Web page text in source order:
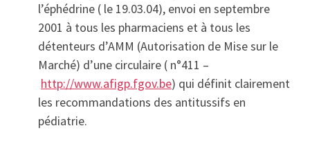
l’éphédrine ( le 19.03.04), envoi en septembre
2001 à tous les pharmaciens et à tous les
détenteurs d’AMM (Autorisation de Mise sur le
Marché) d’une circulaire ( n°411 –
http://www.afigp.fgov.be) qui définit clairement
les recommandations des antitussifs en
pédiatrie.